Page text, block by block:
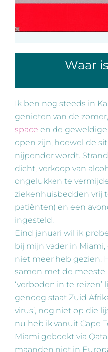
Waar
Ik ben nog steeds in
genieten van de
space en de
open zijn, hoewel de
nijpender wordt.
dicht, verkoop van
ongelukken te
ziekenhuisbedden vrij
patiënten) en een
ingesteld.
Eind januari wil ik
bij mijn vader in
niet meer heb gezien.
samen met de meeste
‘verboden in te reizen’
genoeg staat Zuid
virus’, nog niet op die
nu heb ik vanuit Cape
Miami geboekt via
maanden niet in